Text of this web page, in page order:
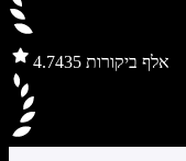
4.7 435 אלף ביקורות